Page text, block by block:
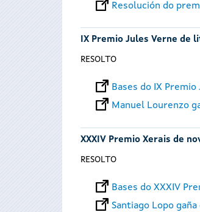
Resolución do
IX Premio Jules Verne de
RESOLTO
Bases do IX
Manuel Lourenzo
XXXIV Premio Xerais de
RESOLTO
Bases do XXXIV
Santiago Lopo